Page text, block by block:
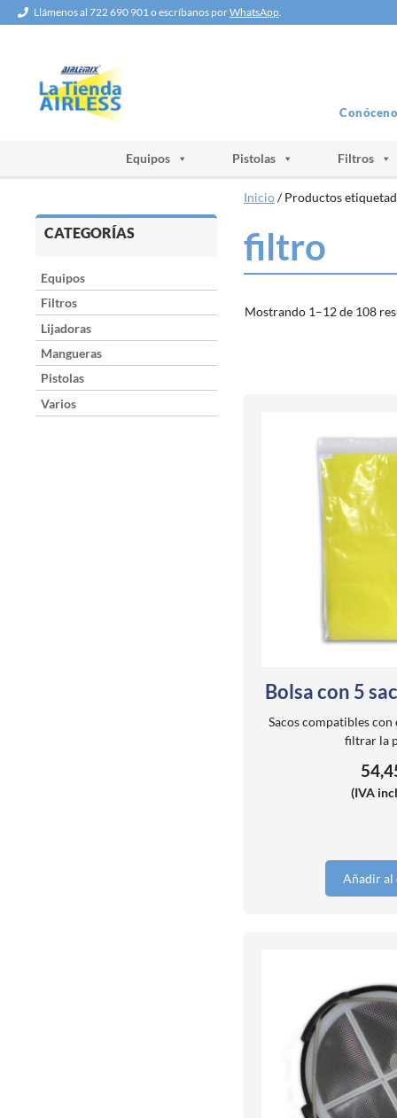
Saltar
al
Llámenos al 722 690 901 o escríbanos porWhatsApp.
Equipos Pistolas Filtros
Inicio/ Productos
filtro
Mostrando 1–12 de 108
Bolsa con 5
Sacos compatibles
filtrar la
(IVA
Añadir
CATEGORÍAS
Equipos
Filtros
Lijadoras
Mangueras
Pistolas
Varios